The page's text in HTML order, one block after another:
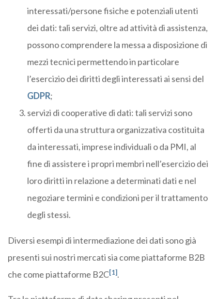
interessati/persone fisiche e potenziali utenti
dei dati: tali servizi, oltre ad attività di assistenza,
possono comprendere la messa a disposizione di
mezzi tecnici permettendo in particolare
l’esercizio dei diritti degli interessati ai sensi del
GDPR;
servizi di cooperative di dati: tali servizi sono
offerti da una struttura organizzativa costituita
da interessati, imprese individuali o da PMI, al
fine di assistere i propri membri nell’esercizio dei
loro diritti in relazione a determinati dati e nel
negoziare termini e condizioni per il trattamento
degli stessi.
Diversi esempi di intermediazione dei dati sono già
presenti sui nostri mercati sia come piattaforme B2B
che come piattaforme B2C[1].